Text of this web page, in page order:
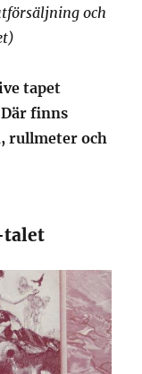
och
tapet
finns
rullmeter och
talet